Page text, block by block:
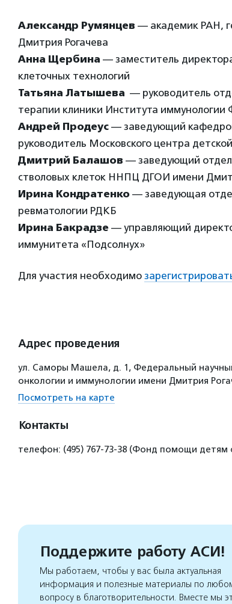
Александр Румянцев — академик РАН,
Дмитрия Рогачева
Анна Щербина — заместитель
клеточных технологий
Татьяна Латышева — руководитель
терапии клиники Института
Андрей Продеус — заведующий
руководитель Московского центра
Дмитрий Балашов — заведующий
стволовых клеток ННПЦ ДГОИ имени
Ирина Кондратенко — заведующая
ревматологии РДКБ
Ирина Бакрадзе — управляющий
иммунитета «Подсолнух»
Для участия необходимо
Адрес проведения
ул. Саморы Машела, д. 1, Федеральный
онкологии и иммунологии имени Дмитрия
Посмотреть на карте
Контакты
телефон: (495) 767-73-38 (Фонд помощи детям
Поддержите работу АСИ!
Мы работаем, чтобы у вас была актуальная
информация и полезные материалы по
вопросу в благотворительности. Вместе мы